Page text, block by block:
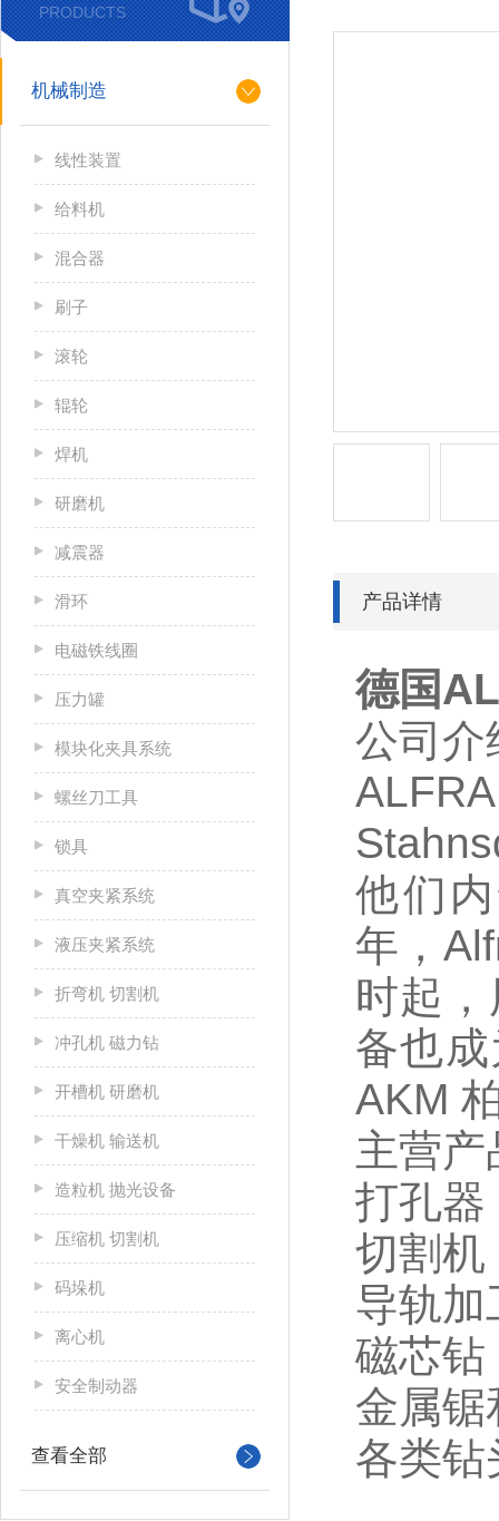
PRODUCTS
机械制造
线性装置
给料机
混合器
刷子
滚轮
辊轮
焊机
研磨机
减震器
滑环
电磁铁线圈
压力罐
模块化夹具系统
螺丝刀工具
锁具
真空夹紧系统
液压夹紧系统
折弯机 切割机
冲孔机 磁力钻
开槽机 研磨机
干燥机 输送机
造粒机 抛光设备
压缩机 切割机
码垛机
离心机
安全制动器
查看全部
产品详情
德国
公司介
他们
年，
时起
备也
AKM
主营产
打孔器
切割机
导轨加
磁芯钻
金属锯
各类钻